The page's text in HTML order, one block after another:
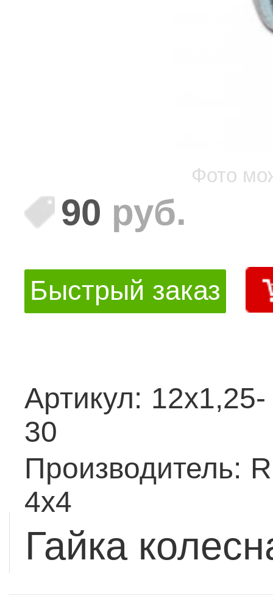
90 руб.
Быстрый заказ
Артикул: 12x1,25-
30
Производитель:
4x4
Фото
Гайка